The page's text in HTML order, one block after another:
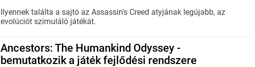
Ilyennek találta a sajtó az Assassin's Creed atyjának legújabb, az
evolúciót szimuláló játékát.
Ancestors: The Humankind Odyssey -
bemutatkozik a játék fejlődési rendszere